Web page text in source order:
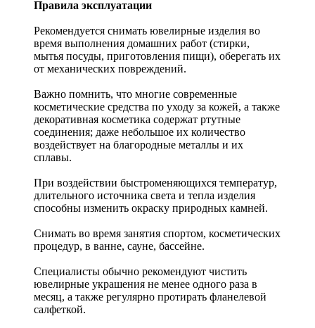
Правила эксплуатации
Рекомендуется снимать ювелирные изделия во
время выполнения домашних работ (стирки,
мытья посуды, приготовления пищи), оберегать их
от механических повреждений.
Важно помнить, что многие современные
косметические средства по уходу за кожей, а также
декоративная косметика содержат ртутные
соединения; даже небольшое их количество
воздействует на благородные металлы и их
сплавы.
При воздействии быстроменяющихся температур,
длительного источника света и тепла изделия
способны изменить окраску природных камней.
Снимать во время занятия спортом, косметических
процедур, в ванне, сауне, бассейне.
Специалисты обычно рекомендуют чистить
ювелирные украшения не менее одного раза в
месяц, а также регулярно протирать фланелевой
салфеткой.